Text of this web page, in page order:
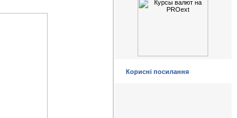
Корисні посилання